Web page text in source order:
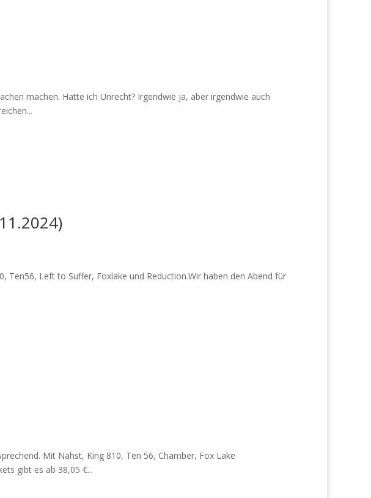
machen. Hatte ich Unrecht? Irgendwie ja, aber irgendwie auch
Ten56, Left to Suffer, Foxlake und Reduction.Wir haben den Abend für
Mit Nahst, King 810, Ten 56, Chamber, Fox Lake
gibt es ab 38,05 €...